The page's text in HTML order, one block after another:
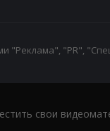
"Реклама", "PR",
свои